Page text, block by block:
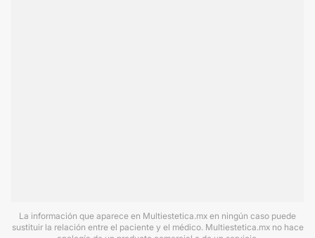
La información que aparece en Multiestetica.mx en ningún caso puede
sustituir la relación entre el paciente y el médico. Multiestetica.mx no hace